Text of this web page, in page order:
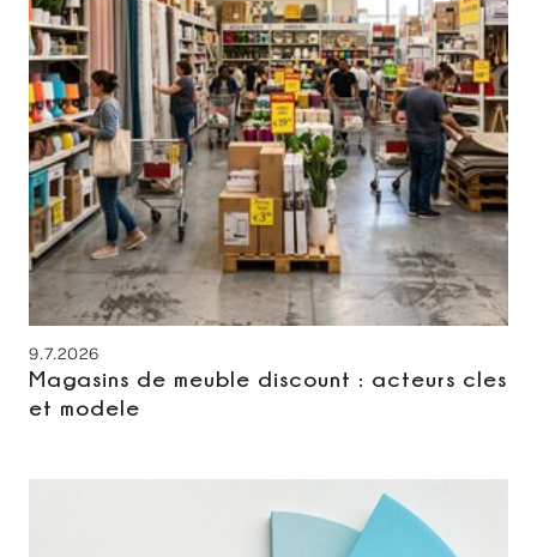
9.7.2026
Magasins de meuble discount : acteurs cles
et modele